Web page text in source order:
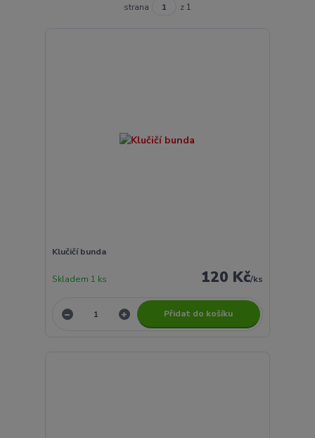
strana z 1
Klučičí bunda
120 Kč/ks
Skladem 1 ks
Přidat do košíku